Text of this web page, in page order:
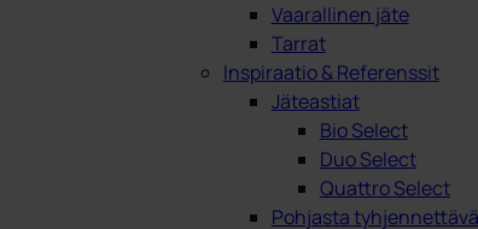
Vaarallinen jäte
Tarrat
Inspiraatio & Referenssit
Jäteastiat
Bio Select
Duo Select
Quattro Select
Pohjasta